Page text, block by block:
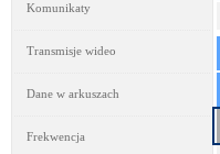
Komunikaty
Transmisje wideo
Dane w arkuszach
Frekwencja